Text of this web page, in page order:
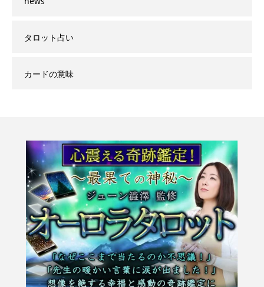
タロット占い
カードの意味